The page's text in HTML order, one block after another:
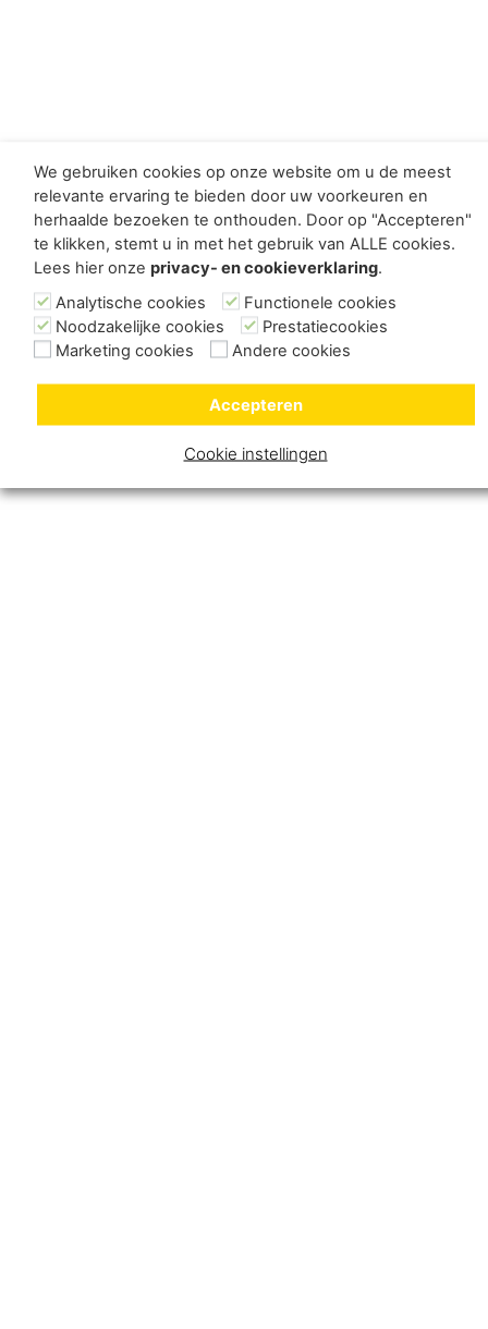
We gebruiken cookies op onze website om u de meest
relevante ervaring te bieden door uw voorkeuren en
herhaalde bezoeken te onthouden. Door op "Accepteren"
te klikken, stemt u in met het gebruik van ALLE cookies.
Lees hier onze privacy- en cookieverklaring.
Analytische cookies
Functionele cookies
Noodzakelijke cookies
Prestatiecookies
Marketing cookies
Andere cookies
Cookie instellingen
Accepteren